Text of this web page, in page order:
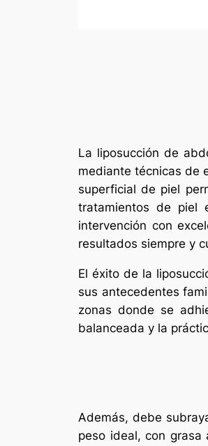
La liposucción de
mediante técnicas de
superficial de piel
tratamientos de piel
intervención con
resultados siempre y
El éxito de la
sus antecedentes
zonas donde se
balanceada y la
Además, debe
peso ideal, con